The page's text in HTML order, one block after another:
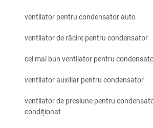
ventilator pentru condensator auto
ventilator de răcire pentru condensator
cel mai bun ventilator pentru
ventilator auxiliar pentru condensator
ventilator de presiune pentru
condiționat